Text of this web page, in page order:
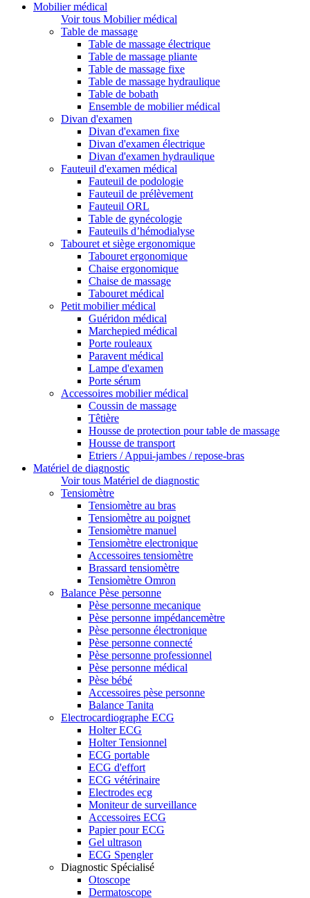
Mobilier médical
Voir tous Mobilier médical
Table de massage
Table de massage électrique
Table de massage pliante
Table de massage fixe
Table de massage hydraulique
Table de bobath
Ensemble de mobilier médical
Divan d'examen
Divan d'examen fixe
Divan d'examen électrique
Divan d'examen hydraulique
Fauteuil d'examen médical
Fauteuil de podologie
Fauteuil de prélèvement
Fauteuil ORL
Table de gynécologie
Fauteuils d’hémodialyse
Tabouret et siège ergonomique
Tabouret ergonomique
Chaise ergonomique
Chaise de massage
Tabouret médical
Petit mobilier médical
Guéridon médical
Marchepied médical
Porte rouleaux
Paravent médical
Lampe d'examen
Porte sérum
Accessoires mobilier médical
Coussin de massage
Têtière
Housse de protection pour table de massage
Housse de transport
Etriers / Appui-jambes / repose-bras
Matériel de diagnostic
Voir tous Matériel de diagnostic
Tensiomètre
Tensiomètre au bras
Tensiomètre au poignet
Tensiomètre manuel
Tensiomètre electronique
Accessoires tensiomètre
Brassard tensiomètre
Tensiomètre Omron
Balance Pèse personne
Pèse personne mecanique
Pèse personne impédancemètre
Pèse personne électronique
Pèse personne connecté
Pèse personne professionnel
Pèse personne médical
Pèse bébé
Accessoires pèse personne
Balance Tanita
Electrocardiographe ECG
Holter ECG
Holter Tensionnel
ECG portable
ECG d'effort
ECG vétérinaire
Electrodes ecg
Moniteur de surveillance
Accessoires ECG
Papier pour ECG
Gel ultrason
ECG Spengler
Diagnostic Spécialisé
Otoscope
Dermatoscope